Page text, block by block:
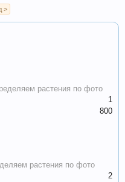
>
растения по фото
1
800
растения по фото
2